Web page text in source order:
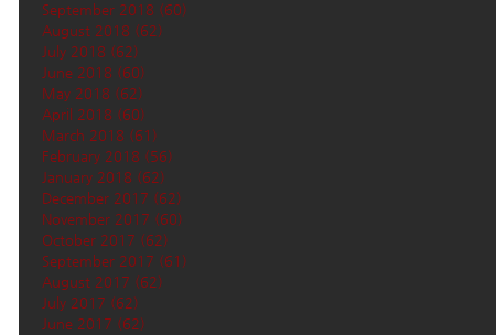
September 2018 (60)
August 2018 (62)
July 2018 (62)
June 2018 (60)
May 2018 (62)
April 2018 (60)
March 2018 (61)
February 2018 (56)
January 2018 (62)
December 2017 (62)
November 2017 (60)
October 2017 (62)
September 2017 (61)
August 2017 (62)
July 2017 (62)
June 2017 (62)